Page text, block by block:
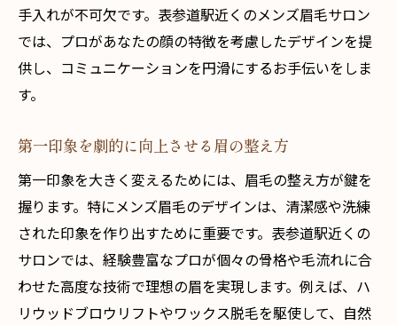
手入れが不可欠です。表参道駅近くのメンズ眉毛サロン
では、プロがあなたの顔の特徴を考慮したデザインを提
供し、コミュニケーションを円滑にするお手伝いをしま
す。
第一印象を劇的に向上させる眉の整え方
第一印象を大きく変えるためには、眉毛の整え方が鍵を
握ります。特にメンズ眉毛のデザインは、清潔感や洗練
された印象を作り出すために重要です。表参道駅近くの
サロンでは、経験豊富なプロが個々の骨格や毛流れに合
わせた高度な技術で理想の眉を実現します。例えば、ハ
リウッドブロウリフトやワックス脱毛を駆使して、自然